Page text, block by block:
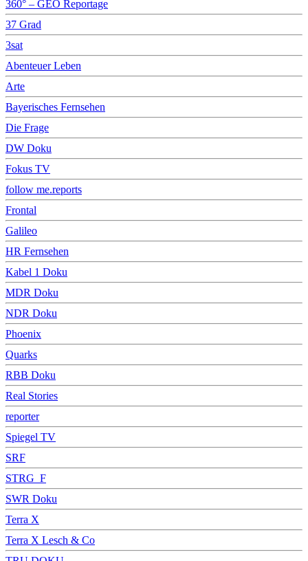
360° – GEO Reportage
37 Grad
3sat
Abenteuer Leben
Arte
Bayerisches Fernsehen
Die Frage
DW Doku
Fokus TV
follow me.reports
Frontal
Galileo
HR Fernsehen
Kabel 1 Doku
MDR Doku
NDR Doku
Phoenix
Quarks
RBB Doku
Real Stories
reporter
Spiegel TV
SRF
STRG_F
SWR Doku
Terra X
Terra X Lesch & Co